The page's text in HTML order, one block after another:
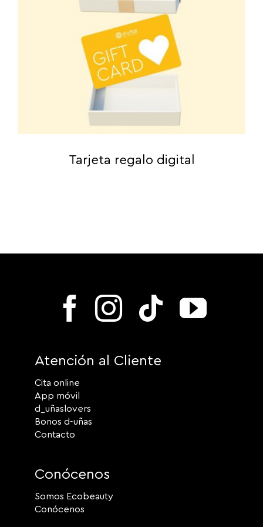
Tarjeta regalo digital
Atención al Cliente
Cita online
App móvil
d_uñaslovers
Bonos d-uñas
Contacto
Conócenos
Somos Ecobeauty
Conócenos